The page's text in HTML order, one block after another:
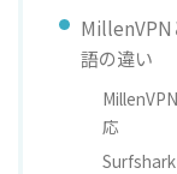
MillenVPN
語の違い
応